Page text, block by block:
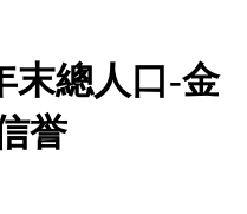
末總人口-金
誉